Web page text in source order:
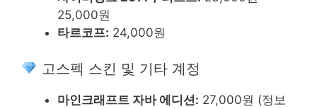
25,000원
타르코프: 24,000원
고스펙 스킨 및 기타 계정
마인크래프트 자바 에디션: 27,000원 (정보